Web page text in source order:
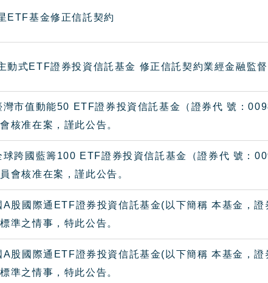
ETF基金修正信託契約
動式ETF證券投資信託基金 修正信託契約業經金融監
灣市值動能50 ETF證券投資信託基金（證券代 號：
核准在案，謹此公告。
球跨國藍籌100 ETF證券投資信託基金（證券代 號：
會核准在案，謹此公告。
A股國際通ETF證券投資信託基金(以下簡稱 本基金，
準之情事，特此公告。
A股國際通ETF證券投資信託基金(以下簡稱 本基金，
準之情事，特此公告。